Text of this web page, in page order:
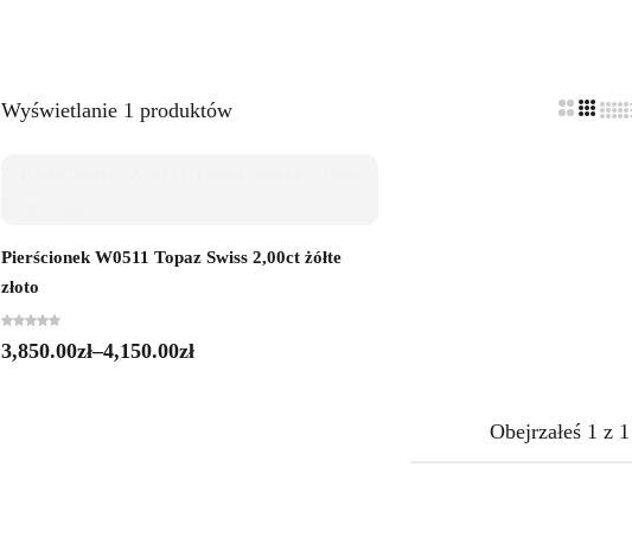
Wyświetlanie 1 produktów
Pierścionek W0511 Topaz Swiss 2,00ct żółte
złoto
3,850.00zł–4,150.00zł
Obejrzałeś 1 z 1